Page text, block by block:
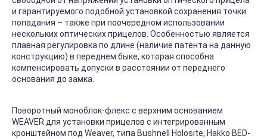
и гарантируемого подобной установкой сохранения точки
попадания – также при поочередном использовании
нескольких оптических прицелов. Особенностью является
плавная регулировка по длине (наличие патента на данную
конструкцию) в переднем быке, которая способна
компенсировать допуски в расстоянии от переднего
основания до замка.
Поворотный моноблок-флекс с верхним основанием
WEAVER для установки прицелов с интегрированным
кронштейном под Weaver, типа Bushnell Holosite, Hakko BED-